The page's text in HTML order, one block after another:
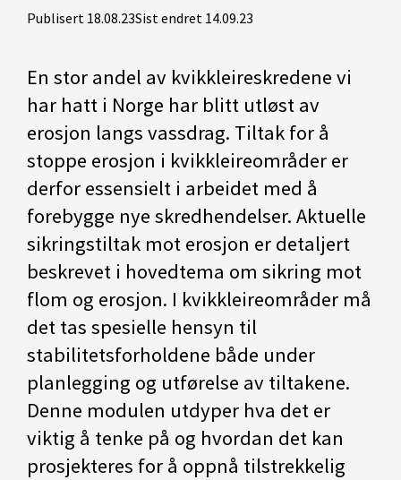
Publisert 18.08.23Sist endret 14.09.23
En stor andel av kvikkleireskredene vi
har hatt i Norge har blitt utløst av
erosjon langs vassdrag. Tiltak for å
stoppe erosjon i kvikkleireområder er
derfor essensielt i arbeidet med å
forebygge nye skredhendelser. Aktuelle
sikringstiltak mot erosjon er detaljert
beskrevet i hovedtema om sikring mot
flom og erosjon. I kvikkleireområder må
det tas spesielle hensyn til
stabilitetsforholdene både under
planlegging og utførelse av tiltakene.
Denne modulen utdyper hva det er
viktig å tenke på og hvordan det kan
prosjekteres for å oppnå tilstrekkelig